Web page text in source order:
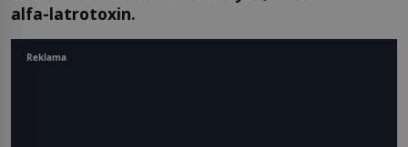
alfa-latrotoxin.
Reklama